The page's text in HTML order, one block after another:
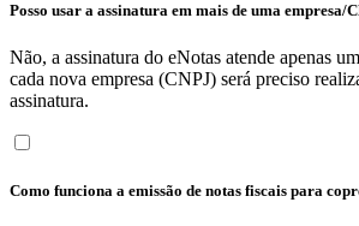
Posso usar a assinatura em mais de uma empresa/
Não, a assinatura do eNotas atende apenas
cada nova empresa (CNPJ) será preciso
assinatura.
Como funciona a emissão de notas fiscais para